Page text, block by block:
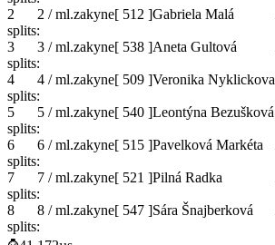
2
2 / ml.zakyne[ 512 ]Gabriela Malá
splits:
3
3 / ml.zakyne[ 538 ]Aneta Gultová
splits:
4
4 / ml.zakyne[ 509 ]Veronika Nyklickova
splits:
5
5 / ml.zakyne[ 540 ]Leontýna Bezušková
splits:
6
6 / ml.zakyne[ 515 ]Pavelková Markéta
splits:
7
7 / ml.zakyne[ 521 ]Pilná Radka
splits:
8
8 / ml.zakyne[ 547 ]Sára Šnajberková
splits: